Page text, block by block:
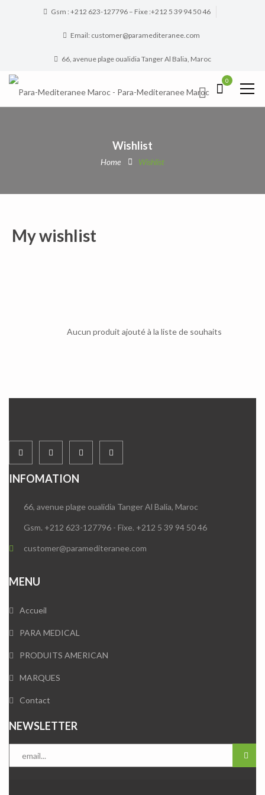
Gsm : +212 623-127796 – Fixe :+212 5 39 94 50 46
Email: customer@paramediteranee.com
66, avenue plage oualidia Tanger Al Balia, Maroc
0
Wishlist
Home Wishlist
My wishlist
Aucun produit ajouté à la liste de souhaits
INFOMATION
66, avenue plage oualidia Tanger Al Balia, Maroc
Gsm. +212 623-127796 - Fixe. +212 5 39 94 50 46
customer@paramediteranee.com
MENU
Accueil
PARA MEDICAL
PRODUITS AMERICAN
MARQUES
Contact
NEWSLETTER